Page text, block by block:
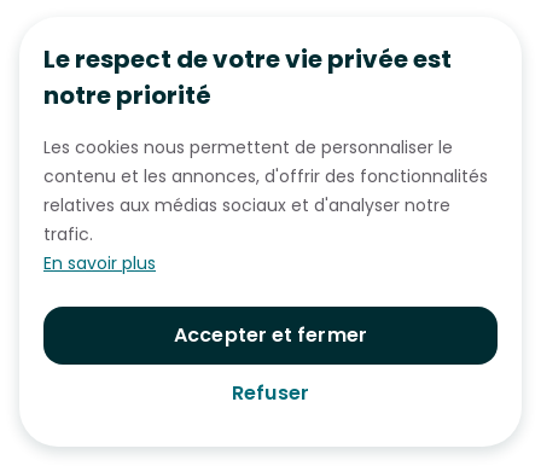
Le respect de votre vie privée est
notre priorité
Les cookies nous permettent de personnaliser le
contenu et les annonces, d'offrir des fonctionnalités
relatives aux médias sociaux et d'analyser notre
trafic.
En savoir plus
Accepter et fermer
Refuser